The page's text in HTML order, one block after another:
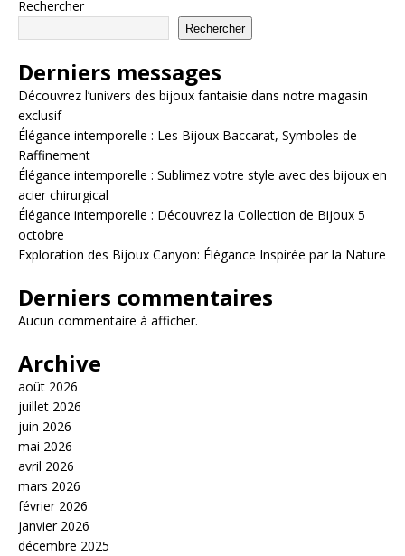
Rechercher
Rechercher
Derniers messages
Découvrez l’univers des bijoux fantaisie dans notre magasin
exclusif
Élégance intemporelle : Les Bijoux Baccarat, Symboles de
Raffinement
Élégance intemporelle : Sublimez votre style avec des bijoux en
acier chirurgical
Élégance intemporelle : Découvrez la Collection de Bijoux 5
octobre
Exploration des Bijoux Canyon: Élégance Inspirée par la Nature
Derniers commentaires
Aucun commentaire à afficher.
Archive
août 2026
juillet 2026
juin 2026
mai 2026
avril 2026
mars 2026
février 2026
janvier 2026
décembre 2025